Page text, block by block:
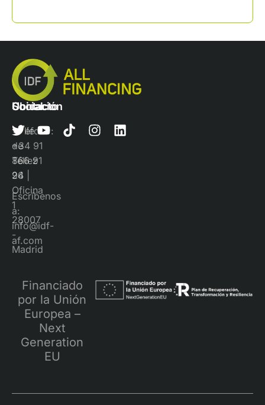
Contacto
Teléfono:
+34 91
866 91
96
Escríbenos
a:
info@idf-
af.com
Ubicación
Calle
de
Téllez
24 |
Oficina
1
28007
-
Madrid
Social
Financiado
por la Unión
Europea –
Next
Generation
EU